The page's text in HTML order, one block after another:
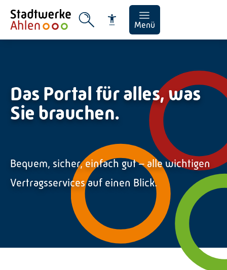
Menü
Das Portal für alles, was
Sie brauchen.
Bequem, sicher, einfach gut – alle wichtigen
Vertragsservices auf einen Blick.
Schrift vergrößern
Schrift verkleinern
Wortabstand
Wortabstand
Zeilenabstand
Zeilenabstand
Graustufen
Großer Mauszeiger